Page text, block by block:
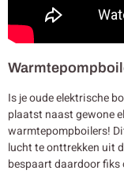
Is je oude elektrische
plaatst naast gewone
warmtepompboilers!
lucht te onttrekken uit
bespaart daardoor fiks